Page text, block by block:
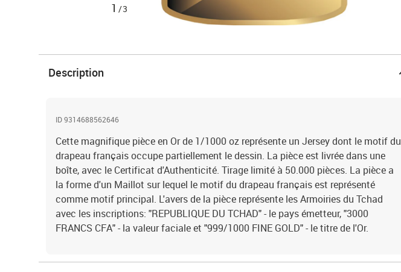
1 /3
Description
ID 9314688562646
Cette magnifique pièce en Or de 1/1000 oz représente un Jersey dont le motif du
drapeau français occupe partiellement le dessin. La pièce est livrée dans une
boîte, avec le Certificat d'Authenticité. Tirage limité à 50.000 pièces. La pièce a
la forme d'un Maillot sur lequel le motif du drapeau français est représenté
comme motif principal. L'avers de la pièce représente les Armoiries du Tchad
avec les inscriptions: "REPUBLIQUE DU TCHAD" - le pays émetteur, "3000
FRANCS CFA" - la valeur faciale et "999/1000 FINE GOLD" - le titre de l'Or.